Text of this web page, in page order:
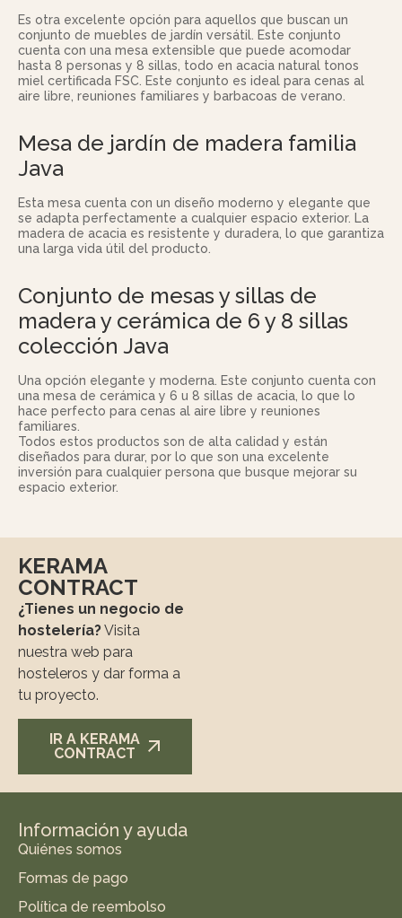
Es otra excelente opción para aquellos que buscan un
conjunto de muebles de jardín versátil. Este conjunto
cuenta con una mesa extensible que puede acomodar
hasta 8 personas y 8 sillas, todo en acacia natural tonos
miel certificada FSC. Este conjunto es ideal para cenas al
aire libre, reuniones familiares y barbacoas de verano.
Mesa de jardín de madera familia
Java
Esta mesa cuenta con un diseño moderno y elegante que
se adapta perfectamente a cualquier espacio exterior. La
madera de acacia es resistente y duradera, lo que garantiza
una larga vida útil del producto.
Conjunto de mesas y sillas de
madera y cerámica de 6 y 8 sillas
colección Java
Una opción elegante y moderna. Este conjunto cuenta con
una mesa de cerámica y 6 u 8 sillas de acacia, lo que lo
hace perfecto para cenas al aire libre y reuniones
familiares.
Todos estos productos son de alta calidad y están
diseñados para durar, por lo que son una excelente
inversión para cualquier persona que busque mejorar su
espacio exterior.
KERAMA
CONTRACT
¿Tienes un negocio de
hostelería?Visita
nuestra web para
hosteleros y dar forma a
tu proyecto.
IR A KERAMA
CONTRACT
Información y ayuda
Quiénes somos
Formas de pago
Política de reembolso